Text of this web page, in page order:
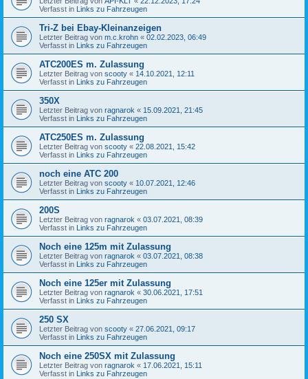
Verfasst in Links zu Fahrzeugen
Tri-Z bei Ebay-Kleinanzeigen
Letzter Beitrag von m.c.krohn « 02.02.2023, 06:49
Verfasst in Links zu Fahrzeugen
ATC200ES m. Zulassung
Letzter Beitrag von scooty « 14.10.2021, 12:11
Verfasst in Links zu Fahrzeugen
350X
Letzter Beitrag von ragnarok « 15.09.2021, 21:45
Verfasst in Links zu Fahrzeugen
ATC250ES m. Zulassung
Letzter Beitrag von scooty « 22.08.2021, 15:42
Verfasst in Links zu Fahrzeugen
noch eine ATC 200
Letzter Beitrag von scooty « 10.07.2021, 12:46
Verfasst in Links zu Fahrzeugen
200S
Letzter Beitrag von ragnarok « 03.07.2021, 08:39
Verfasst in Links zu Fahrzeugen
Noch eine 125m mit Zulassung
Letzter Beitrag von ragnarok « 03.07.2021, 08:38
Verfasst in Links zu Fahrzeugen
Noch eine 125er mit Zulassung
Letzter Beitrag von ragnarok « 30.06.2021, 17:51
Verfasst in Links zu Fahrzeugen
250 SX
Letzter Beitrag von scooty « 27.06.2021, 09:17
Verfasst in Links zu Fahrzeugen
Noch eine 250SX mit Zulassung
Letzter Beitrag von ragnarok « 17.06.2021, 15:11
Verfasst in Links zu Fahrzeugen